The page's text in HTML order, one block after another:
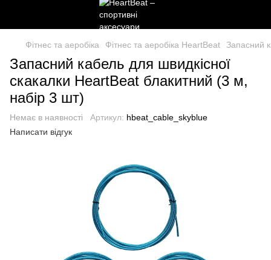
Фітнес та аеробіка Фітнес та аеробіка HeartBeat Запасний
Запасний кабель для швидкісної
скакалки HeartBeat блакитний (3 м,
набір 3 шт)
Немає в наявності Артикул: hbeat_cable_skyblue
Написати відгук